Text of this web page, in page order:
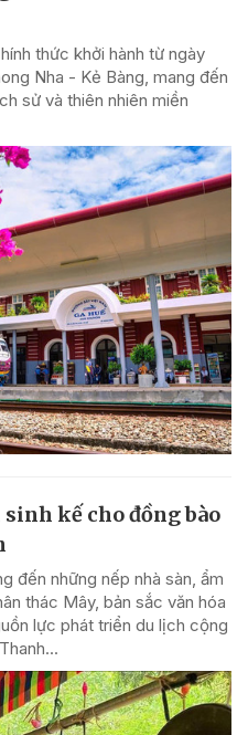
thức khởi hành từ ngày
Nha - Kẻ Bàng, mang đến
sử và thiên nhiên miền
kế cho đồng bào
đến những nếp nhà sàn, ẩm
thác Mây, bản sắc văn hóa
lực phát triển du lịch cộng